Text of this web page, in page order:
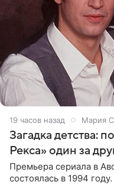
19 часов назад Мария
Загадка детства:
Рекса» один за
Премьера сериала в
состоялась в 1994